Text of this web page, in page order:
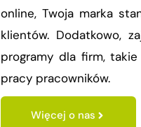
online, Twoja marka
klientów. Dodatkowo,
programy dla firm,
pracy pracowników.
Więcej o nas